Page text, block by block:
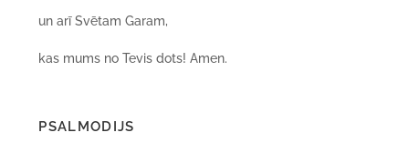
un arī Svētam Garam,
kas mums no Tevis dots! Amen.
PSALMODIJS